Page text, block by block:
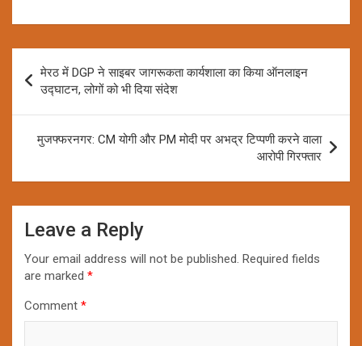
Post
navigation
मेरठ में DGP ने साइबर जागरूकता कार्यशाला का किया ऑनलाइन
उद्घाटन, लोगों को भी दिया संदेश
मुजफ्फरनगर: CM योगी और PM मोदी पर अभद्र टिप्पणी करने वाला
आरोपी गिरफ्तार
Leave a Reply
Your email address will not be published. Required fields
are marked *
Comment *